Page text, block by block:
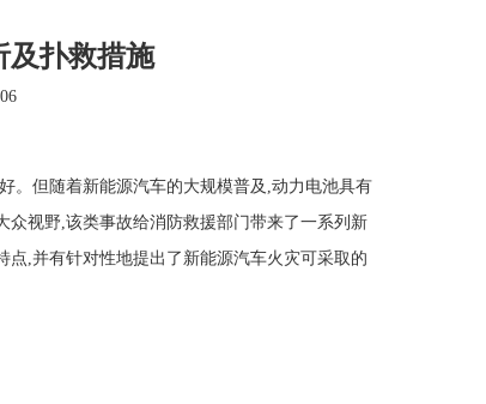
及扑救措施
。但随着新能源汽车的大规模普及,动力电池具有
视野,该类事故给消防救援部门带来了一系列新
,并有针对性地提出了新能源汽车火灾可采取的